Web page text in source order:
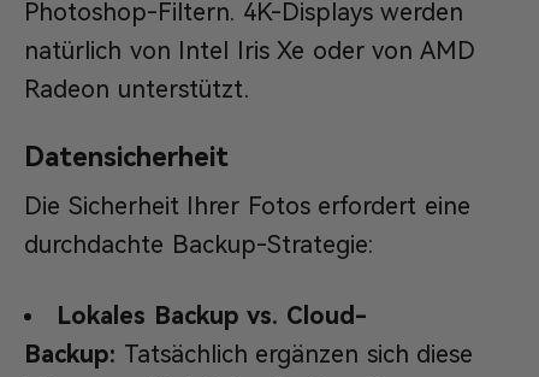
Photoshop-Filtern. 4K-Displays werden
natürlich von Intel Iris Xe oder von AMD
Radeon unterstützt.
Datensicherheit
Die Sicherheit Ihrer Fotos erfordert eine
durchdachte Backup-Strategie:
Lokales Backup vs. Cloud-
Backup: Tatsächlich ergänzen sich diese